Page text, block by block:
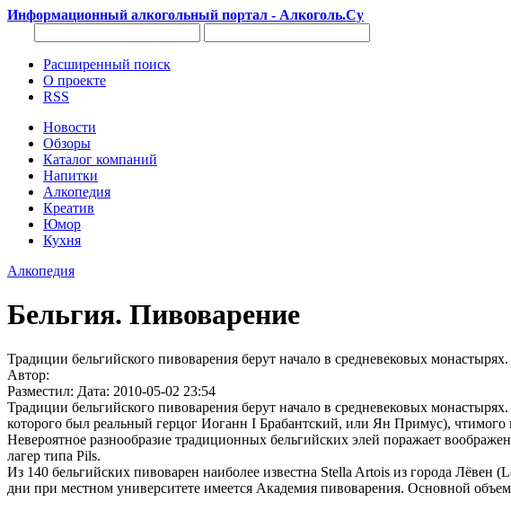
Информационный алкогольный портал - Алкоголь.Су
Расширенный поиск
О проекте
RSS
Новости
Обзоры
Каталог компаний
Напитки
Алкопедия
Креатив
Юмор
Кухня
Алкопедия
Бельгия. Пивоварение
Традиции бельгийского пивоварения берут начало в средневековых
Автор:
Разместил: Дата: 2010-05-02 23:54
Традиции бельгийского пивоварения берут начало в средневековых
которого был реальный герцог Иоганн I Брабантский, или Ян Примус),
Невероятное разнообразие традиционных бельгийских элей поражает
лагер типа Pils.
Из 140 бельгийских пивоварен наиболее известна Stella Artois из города
дни при местном университете имеется Академия пивоварения. Основной